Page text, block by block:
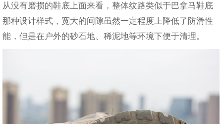
从没有磨损的鞋底上面来看，整体纹路类似于巴拿马鞋底
那种设计样式，宽大的间隙虽然一定程度上降低了防滑性
能，但是在户外的砂石地、稀泥地等环境下便于清理。